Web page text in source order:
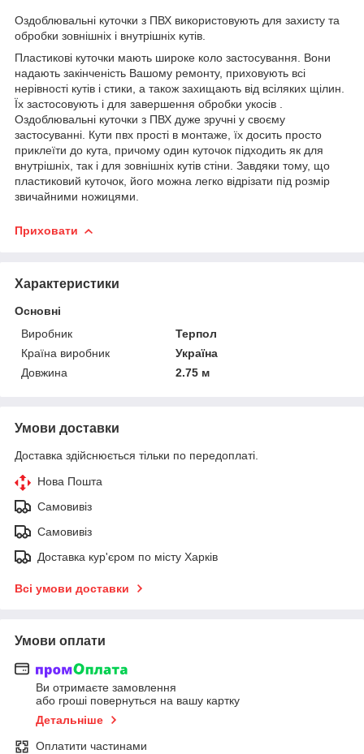
Оздоблювальні куточки з ПВХ використовують для захисту та
обробки зовнішніх і внутрішніх кутів.
Пластикові куточки мають широке коло застосування. Вони
надають закінченість Вашому ремонту, приховують всі
нерівності кутів і стики, а також захищають від всіляких щілин.
Їх застосовують і для завершення обробки укосів .
Оздоблювальні куточки з ПВХ дуже зручні у своєму
застосуванні. Кути пвх прості в монтаже, їх досить просто
приклеїти до кута, причому один куточок підходить як для
внутрішніх, так і для зовнішніх кутів стіни. Завдяки тому, що
пластиковий куточок, його можна легко відрізати під розмір
звичайними ножицями.
Приховати
Характеристики
Основні
Виробник
Терпол
Країна виробник
Україна
Довжина
2.75 м
Умови доставки
Доставка здійснюється тільки по передоплаті.
Нова Пошта
Самовивіз
Самовивіз
Доставка кур'єром по місту Харків
Всі умови доставки
Умови оплати
Ви отримаєте замовлення
або гроші повернуться на вашу картку
Детальніше
Оплатити частинами